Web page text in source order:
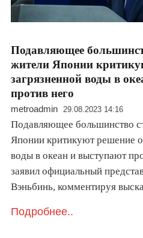
Подавляющее
жители Японии
загрязненной воды в
против него
metroadmin 29.08.2023 14:16
Подавляющее большинство
Японии критикуют решение о
воды в океан и выступают
заявил официальный
Вэньбинь, комментируя
Подробнее..